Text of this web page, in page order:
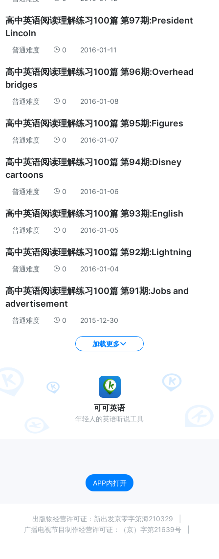
高中英语阅读理解练习100篇 第97期:President
Lincoln
普通难度 0 2016-01-11
高中英语阅读理解练习100篇 第96期:Overhead
bridges
普通难度 0 2016-01-08
高中英语阅读理解练习100篇 第95期:Figures
普通难度 0 2016-01-07
高中英语阅读理解练习100篇 第94期:Disney
cartoons
普通难度 0 2016-01-06
高中英语阅读理解练习100篇 第93期:English
普通难度 0 2016-01-05
高中英语阅读理解练习100篇 第92期:Lightning
普通难度 0 2016-01-04
高中英语阅读理解练习100篇 第91期:Jobs and
advertisement
普通难度 0 2015-12-30
加载更多
可可英语
年轻人的英语听说工具
APP内打开
出版物经营许可证： 新出发京零字第海210329
广播电视节目制作经营许可证：（京）字第21639号 |